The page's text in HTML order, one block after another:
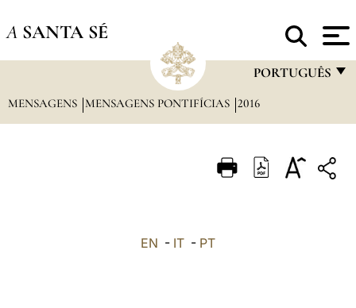
A SANTA SÉ
PORTUGUÊS
FRANÇAIS
ITALIANO
MENSAGENS MENSAGENS PONTIFÍCIAS 2016
EN - IT - PT